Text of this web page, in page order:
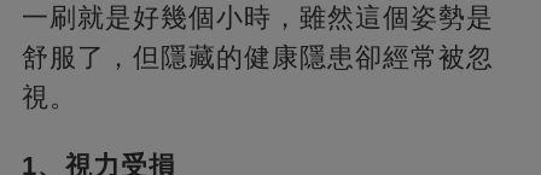
一刷就是好幾個小時，雖然這個姿勢是
舒服了，但隱藏的健康隱患卻經常被忽
視。
1、視力受損